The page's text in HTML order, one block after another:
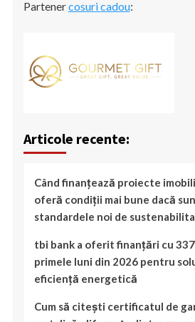
Partenercosuri cadou:
Articole recente:
Când finanțează proiecte
oferă condiții mai bune dacă
standardele noi de
tbi bank a oferit finanțări cu
primele luni din 2026 pentru
eficiență energetică
Cum să citești certificatul de